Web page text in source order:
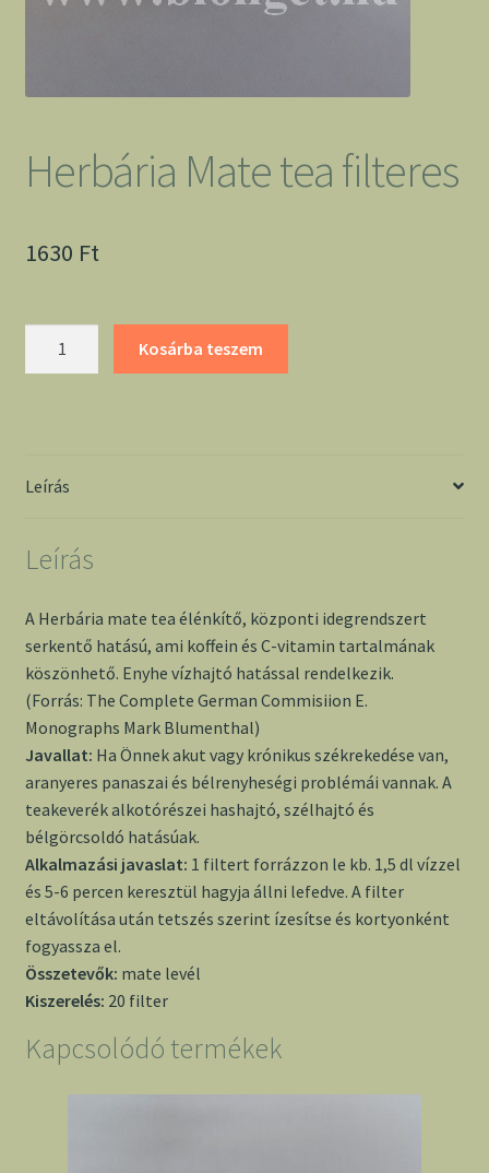
Herbária Mate tea filteres
1630 Ft
Kosárba teszem
Leírás
Leírás
A Herbária mate tea élénkítő, központi idegrendszert
serkentő hatású, ami koffein és C-vitamin tartalmának
köszönhető. Enyhe vízhajtó hatással rendelkezik.
(Forrás: The Complete German Commisiion E.
Monographs Mark Blumenthal)
Javallat: Ha Önnek akut vagy krónikus székrekedése van,
aranyeres panaszai és bélrenyheségi problémái vannak. A
teakeverék alkotórészei hashajtó, szélhajtó és
bélgörcsoldó hatásúak.
Alkalmazási javaslat: 1 filtert forrázzon le kb. 1,5 dl vízzel
és 5-6 percen keresztül hagyja állni lefedve. A filter
eltávolítása után tetszés szerint ízesítse és kortyonként
fogyassza el.
Összetevők: mate levél
Kiszerelés: 20 filter
Kapcsolódó termékek